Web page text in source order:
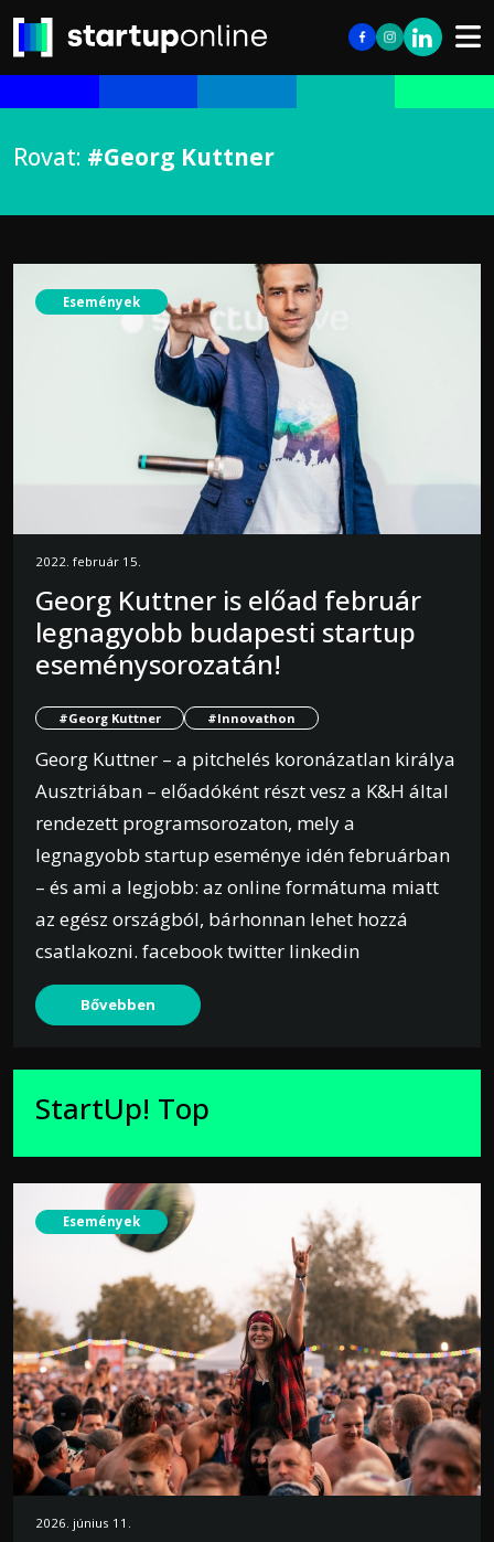
Rovat: #Georg Kuttner
Események
2022. február 15.
Georg Kuttner is előad február
legnagyobb budapesti startup
eseménysorozatán!
#Georg Kuttner #Innovathon
Georg Kuttner – a pitchelés koronázatlan királya
Ausztriában – előadóként részt vesz a K&H által
rendezett programsorozaton, mely a
legnagyobb startup eseménye idén februárban
– és ami a legjobb: az online formátuma miatt
az egész országból, bárhonnan lehet hozzá
csatlakozni. facebook twitter linkedin
Bővebben
StartUp! Top
Események
2026. június 11.